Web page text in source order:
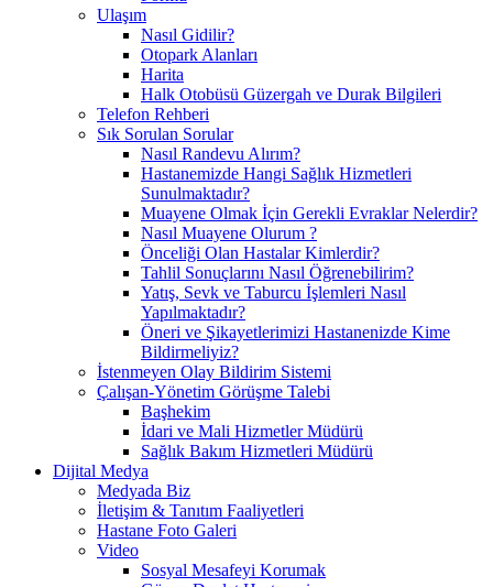
Ulaşım
Nasıl Gidilir?
Otopark Alanları
Harita
Halk Otobüsü Güzergah ve Durak Bilgileri
Telefon Rehberi
Sık Sorulan Sorular
Nasıl Randevu Alırım?
Hastanemizde Hangi Sağlık Hizmetleri
Sunulmaktadır?
Muayene Olmak İçin Gerekli Evraklar Nelerdir?
Nasıl Muayene Olurum ?
Önceliği Olan Hastalar Kimlerdir?
Tahlil Sonuçlarını Nasıl Öğrenebilirim?
Yatış, Sevk ve Taburcu İşlemleri Nasıl
Yapılmaktadır?
Öneri ve Şikayetlerimizi Hastanenizde Kime
Bildirmeliyiz?
İstenmeyen Olay Bildirim Sistemi
Çalışan-Yönetim Görüşme Talebi
Başhekim
İdari ve Mali Hizmetler Müdürü
Sağlık Bakım Hizmetleri Müdürü
Dijital Medya
Medyada Biz
İletişim & Tanıtım Faaliyetleri
Hastane Foto Galeri
Video
Sosyal Mesafeyi Korumak